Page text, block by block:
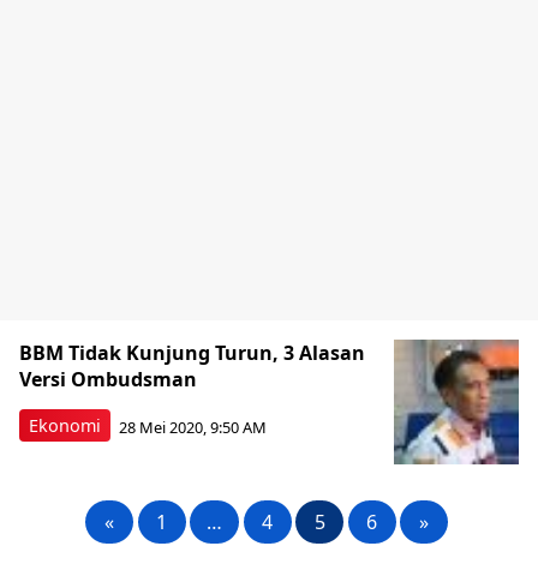
Ekonomi
BBM Tidak Kunjung Turun, 3 Alasan
Versi Ombudsman
28 Mei 2020, 9:50 AM
« 1 … 4 5 6 »